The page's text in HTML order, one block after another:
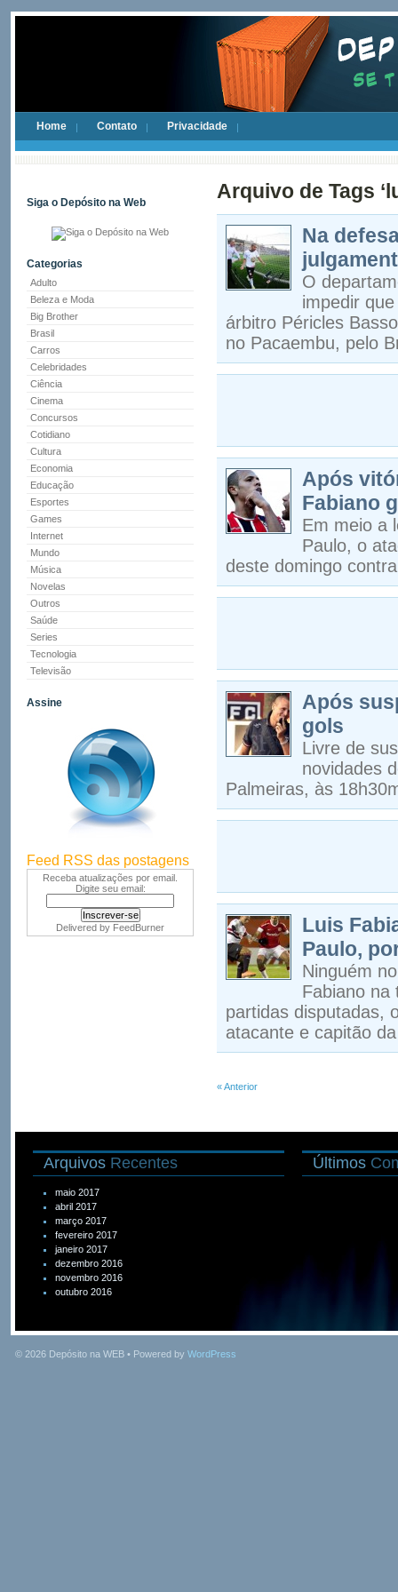
Home Contato Privacidade
Siga o Depósito na Web
Categorias
Adulto
Beleza e Moda
Big Brother
Brasil
Carros
Celebridades
Ciência
Cinema
Concursos
Cotidiano
Cultura
Economia
Educação
Esportes
Games
Internet
Mundo
Música
Novelas
Outros
Saúde
Series
Tecnologia
Televisão
Assine
Feed RSS das postagens
Receba atualizações por email.
Digite seu email:
Delivered by FeedBurner
Arquivo de Tags
Na
O
impedir
árbitro Péricles
no Pacaembu, pelo
Após
Fabiano
Em meio a
Paulo, o
deste domingo
Após
gols
Livre de
novidades
Palmeiras, às
Luis
Paulo,
Ninguém
Fabiano na
partidas disputadas,
atacante e capitão
« Anterior
Arquivos Recentes
maio 2017
abril 2017
março 2017
fevereiro 2017
janeiro 2017
dezembro 2016
novembro 2016
outubro 2016
Últimos
© 2026 Depósito na WEB • Powered by WordPress